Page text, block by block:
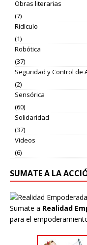
Obras literarias
(7)
Ridículo
(1)
Robótica
(37)
Seguridad y Control de
(2)
Sensórica
(60)
Solidaridad
(37)
Videos
(6)
SUMATE A LA
Sumate a Realidad
para el